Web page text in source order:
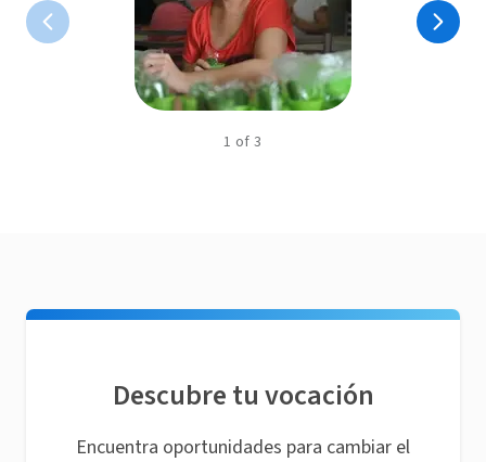
1 of3
Descubre tu vocación
Encuentra oportunidades para cambiar el